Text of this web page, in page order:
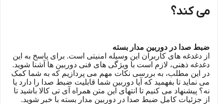
می کند؟
ضبط صدا در دوربین مدار بسته
از دغدغه های کاربران این وسیله امنیتی است. برای پاسخ به این
دغدغه ذهنی، لازم است با ویژگی های فنی دوربین ها آشنا شوید.
در این مطلب، به بررسی نکات مهم می پردازیم که به شما کمک
می نماید تا بفهمید که آیا دوربین شما قابلیت ضبط صدا را دارد یا
نه؟ پیشنهاد می کنیم تا انتهای این متن همراه آی تی کالا باشید تا
از جزئیات کامل ضبط صدا در دوربین مدار بسته با خبر شوید.